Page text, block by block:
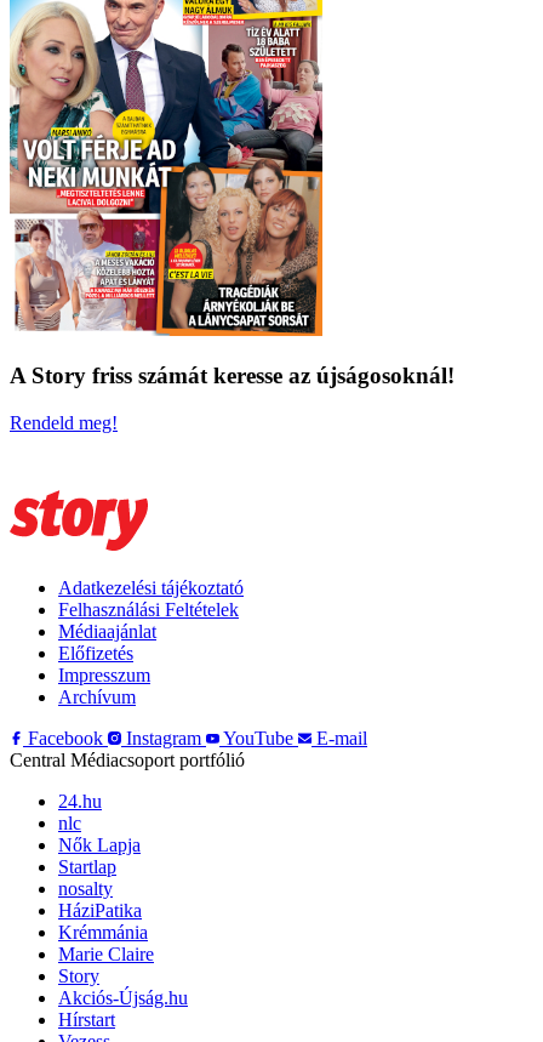
A Story friss számát keresse az újságosoknál!
Rendeld meg!
Adatkezelési tájékoztató
Felhasználási Feltételek
Médiaajánlat
Előfizetés
Impresszum
Archívum
Facebook
Instagram YouTube
E-mail
Central Médiacsoport portfólió
24.hu
nlc
Nők Lapja
Startlap
nosalty
HáziPatika
Krémmánia
Marie Claire
Story
Akciós-Újság.hu
Hírstart